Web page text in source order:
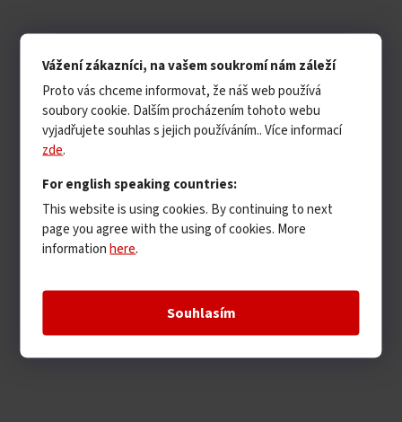
Vážení zákazníci, na vašem soukromí nám záleží
Proto vás chceme informovat, že náš web používá
soubory cookie. Dalším procházením tohoto webu
vyjadřujete souhlas s jejich používáním.. Více informací
zde.
For english speaking countries:
This website is using cookies. By continuing to next
page you agree with the using of cookies. More
informationhere.
Souhlasím